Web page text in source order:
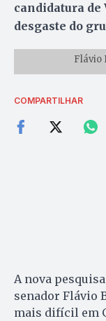
candidatura
desgaste do
Flávio
COMPARTILHAR
A nova
senador Flávio
mais difícil em